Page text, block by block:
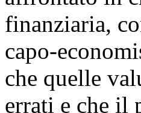
finanziaria,
capo-
che quelle
errati e che il